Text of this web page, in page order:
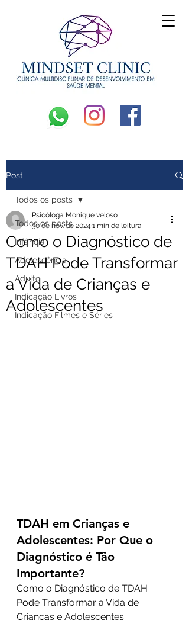
Post
Todos os posts
Infância
Adolescência
Adulto
Indicação Livros
Indicação Filmes e Séries
Todos os posts
Como o Diagnóstico de
TDAH Pode Transformar
a Vida de Crianças e
Adolescentes
Psicóloga Monique veloso
30 de nov. de 2024 1 min de leitura
TDAH em Crianças e
Adolescentes: Por Que o
Diagnóstico é Tão
Importante?
Como o Diagnóstico de TDAH
Pode Transformar a Vida de
Crianças e Adolescentes